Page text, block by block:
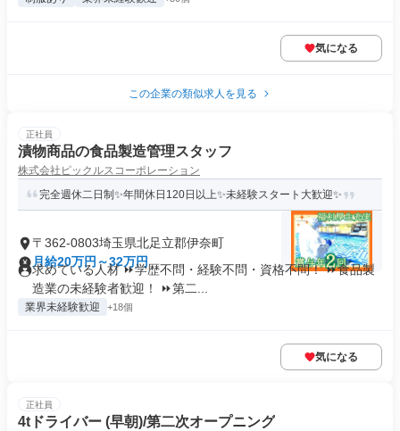
気になる
この企業の類似求人を見る
正社員
漬物商品の食品製造管理スタッフ
株式会社ピックルスコーポレーション
完全週休二日制✨年間休日120日以上✨未経験スタート大歓迎✨
〒362-0803埼玉県北足立郡伊奈町
月給20万円～32万円
求めている人材 ⏩学歴不問・経験不問・資格不問！ ⏩食品製
造業の未経験者歓迎！ ⏩第二...
業界未経験歓迎 +18個
気になる
正社員
4tドライバー (早朝)/第二次オープニング